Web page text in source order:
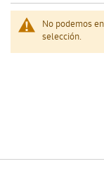
No podemos
selección.